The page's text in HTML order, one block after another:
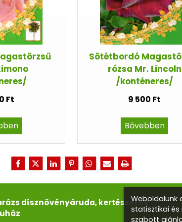
Ft
Sötétbordó
rózsa Mr. Lincoln
/konténeres/
9 500 Ft
Bővebben
dísznövényáruda, kertészet ésWeboldalunk
statisztikai
szabott